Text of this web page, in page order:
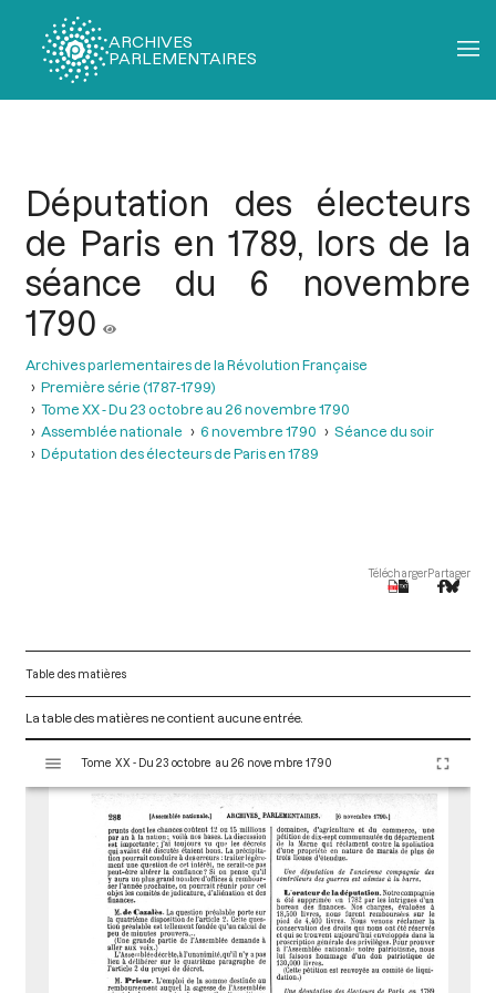
ARCHIVES
PARLEMENTAIRES
Députation des électeurs
de Paris en 1789, lors de la
séance du 6 novembre
1790
Archives parlementaires de la Révolution Française
Première série (1787-1799)
Tome XX - Du 23 octobre au 26 novembre 1790
Assemblée nationale
6 novembre 1790
Séance du soir
Députation des électeurs de Paris en 1789
TéléchargerPartager
Table des matières
La table des matières ne contient aucune entrée.
s
Tome XX - Du 23 octobre au 26 novembre 1790